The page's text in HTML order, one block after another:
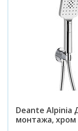
Deante Alpinia
монтажа, хром